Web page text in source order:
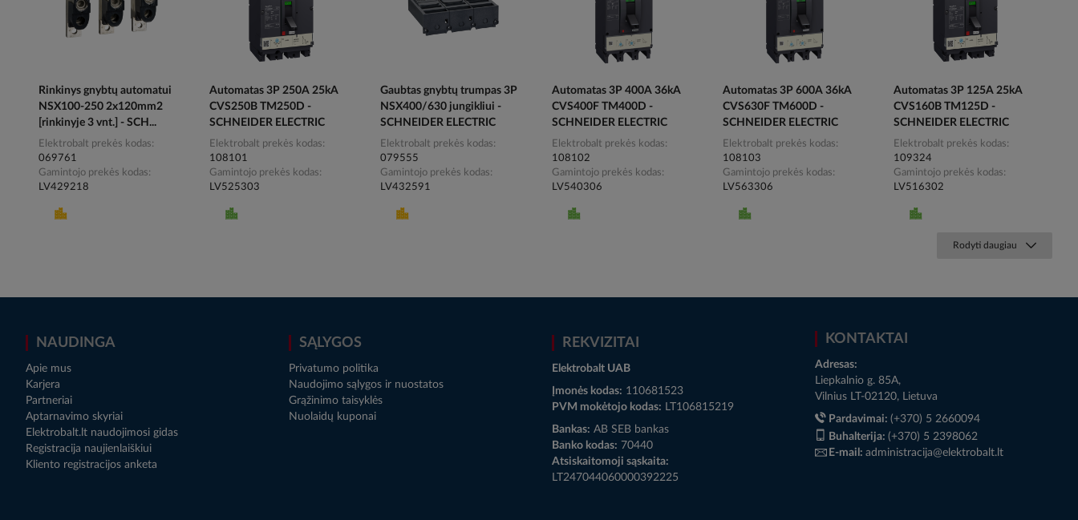
Rinkinys gnybtų automatui
NSX100-250 2x120mm2
[rinkinyje 3 vnt.] - SCH...
Elektrobalt prekės kodas
069761
Gamintojo prekės kodas
LV429218
Automatas 3P 250A 25kA
CVS250B TM250D -
SCHNEIDER ELECTRIC
Elektrobalt prekės kodas
108101
Gamintojo prekės kodas
LV525303
Gaubtas gnybtų trumpas 3P
NSX400/630 jungikliui -
SCHNEIDER ELECTRIC
Elektrobalt prekės kodas
079555
Gamintojo prekės kodas
LV432591
Automatas 3P 400A 36kA
CVS400F TM400D -
SCHNEIDER ELECTRIC
Elektrobalt prekės kodas
108102
Gamintojo prekės kodas
LV540306
Automatas 3P 600A 36kA
CVS630F TM600D -
SCHNEIDER ELECTRIC
Elektrobalt prekės kodas
108103
Gamintojo prekės kodas
LV563306
Automatas 3P 125A 25kA
CVS160B TM125D -
SCHNEIDER ELECTRIC
Elektrobalt prekės kodas
109324
Gamintojo prekės kodas
LV516302
Rodyti daugiau
NAUDINGA
Apie mus
Karjera
Partneriai
Aptarnavimo skyriai
Elektrobalt.lt naudojimosi gidas
Registracija naujienlaiškiui
Kliento registracijos anketa
SĄLYGOS
Privatumo politika
Naudojimo sąlygos ir nuostatos
Grąžinimo taisyklės
Nuolaidų kuponai
REKVIZITAI
Elektrobalt UAB
Įmonės kodas: 110681523
PVM mokėtojo kodas: LT106815219
Bankas: AB SEB bankas
Banko kodas: 70440
Atsiskaitomoji sąskaita:
LT247044060000392225
KONTAKTAI
Adresas:
Liepkalnio g. 85A,
Vilnius LT-02120, Lietuva
Pardavimai: (+370) 5 2660094
Buhalterija: (+370) 5 2398062
E-mail: administracija@elektrobalt.lt